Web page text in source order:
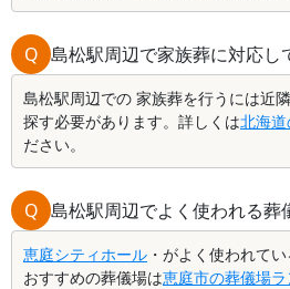
Q 島松駅周辺で家族葬に対応し
島松駅周辺での 家族葬を行うには近
探す必要があります。詳しくは北海
ださい。
Q 島松駅周辺でよく使われる葬
恵庭シティホール ・がよく使われてい
おすすめの葬儀場は恵庭市の葬儀場